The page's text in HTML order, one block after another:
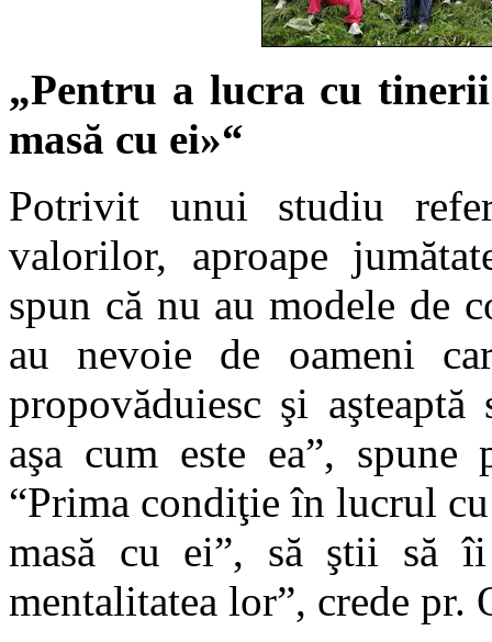
„Pentru a lucra cu
masă cu ei»“
Potrivit unui studiu
valorilor, aproape
spun că nu au modele de
au nevoie de oameni
propovăduiesc şi
aşa cum este ea”,
“Prima condiţie în lucrul
masă cu ei”, să ştii să
mentalitatea lor”, crede